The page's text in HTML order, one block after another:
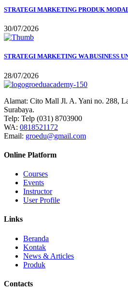
STRATEGI MARKETING PRODUK
30/07/2026
STRATEGI MARKETING WA BUSINESS
28/07/2026
Alamat: Cito Mall Jl. A. Yani no. 288,
Surabaya.
Telp: Telp (031) 8703900
WA: 0818521172
Email: groedu@gmail.com
Online Platform
Courses
Events
Instructor
User Profile
Links
Beranda
Kontak
News & Articles
Produk
Contacts